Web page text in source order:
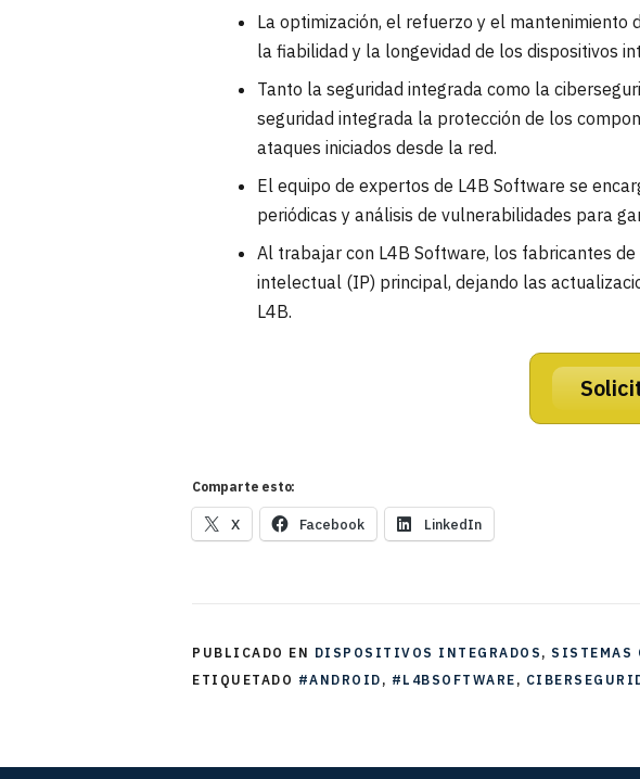
La optimización, el refuerzo y el mantenimiento
la fiabilidad y la longevidad de los dispositivos
Tanto la seguridad integrada como la
seguridad integrada la protección de los
ataques iniciados desde la red.
El equipo de expertos de L4B Software se
periódicas y análisis de vulnerabilidades para
Al trabajar con L4B Software, los fabricantes
intelectual (IP) principal, dejando las
L4B.
Comparte esto:
X Facebook LinkedIn
PUBLICADO EN DISPOSITIVOS INTEGRADOS , SISTEMAS
ETIQUETADO #ANDROID , #L4BSOFTWARE ,